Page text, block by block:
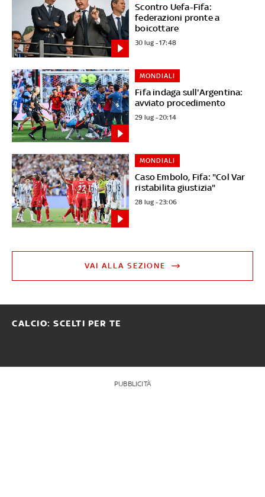
Scontro Uefa-Fifa:
federazioni pronte a
boicottare
30 lug - 17:48
Fifa indaga sull'Argentina:
avviato procedimento
MONDIALI
29 lug - 20:14
Caso Embolo, Fifa: "Col Var
ristabilita giustizia"
MONDIALI
28 lug - 23:06
VAI ALLA SEZIONE
CALCIO: SCELTI PER TE
PUBBLICITÀ